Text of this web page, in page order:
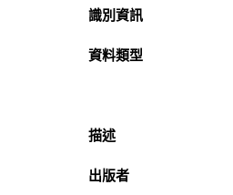
識別資訊
資料類型
描述
出版者